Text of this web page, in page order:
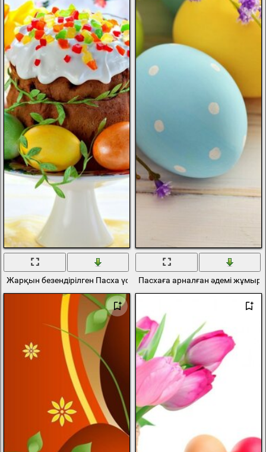
Жарқын безендірілген Пасха үстеліПасхаға арналған әдемі